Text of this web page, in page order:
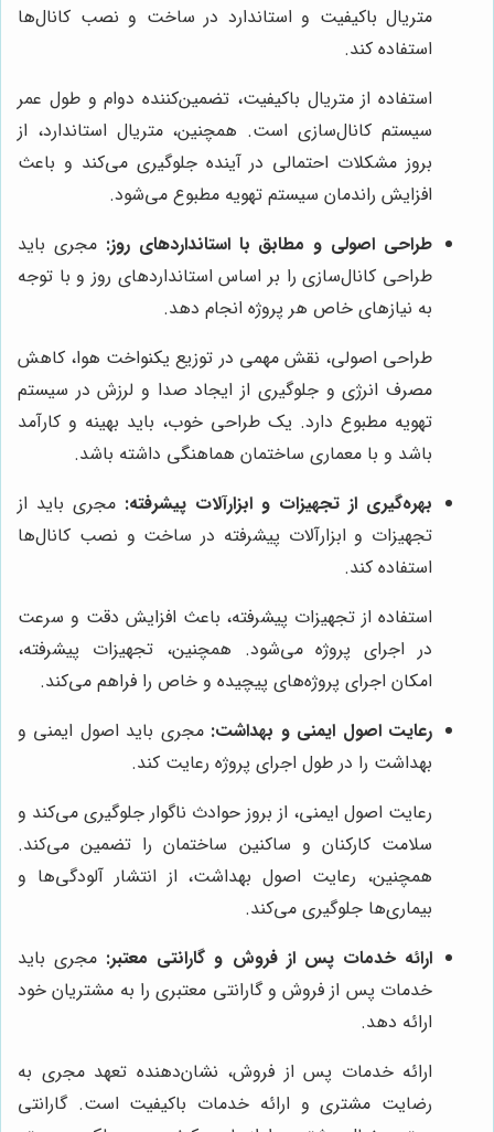
متریال باکیفیت و استاندارد در ساخت و نصب کانال‌ها
استفاده کند.
استفاده از متریال باکیفیت، تضمین‌کننده دوام و طول عمر
سیستم کانال‌سازی است. همچنین، متریال استاندارد، از
بروز مشکلات احتمالی در آینده جلوگیری می‌کند و باعث
افزایش راندمان سیستم تهویه مطبوع می‌شود.
طراحی اصولی و مطابق با استانداردهای روز: مجری باید
طراحی کانال‌سازی را بر اساس استانداردهای روز و با توجه
به نیازهای خاص هر پروژه انجام دهد.
طراحی اصولی، نقش مهمی در توزیع یکنواخت هوا، کاهش
مصرف انرژی و جلوگیری از ایجاد صدا و لرزش در سیستم
تهویه مطبوع دارد. یک طراحی خوب، باید بهینه و کارآمد
باشد و با معماری ساختمان هماهنگی داشته باشد.
بهره‌گیری از تجهیزات و ابزارآلات پیشرفته: مجری باید از
تجهیزات و ابزارآلات پیشرفته در ساخت و نصب کانال‌ها
استفاده کند.
استفاده از تجهیزات پیشرفته، باعث افزایش دقت و سرعت
در اجرای پروژه می‌شود. همچنین، تجهیزات پیشرفته،
امکان اجرای پروژه‌های پیچیده و خاص را فراهم می‌کند.
رعایت اصول ایمنی و بهداشت: مجری باید اصول ایمنی و
بهداشت را در طول اجرای پروژه رعایت کند.
رعایت اصول ایمنی، از بروز حوادث ناگوار جلوگیری می‌کند و
سلامت کارکنان و ساکنین ساختمان را تضمین می‌کند.
همچنین، رعایت اصول بهداشت، از انتشار آلودگی‌ها و
بیماری‌ها جلوگیری می‌کند.
ارائه خدمات پس از فروش و گارانتی معتبر: مجری باید
خدمات پس از فروش و گارانتی معتبری را به مشتریان خود
ارائه دهد.
ارائه خدمات پس از فروش، نشان‌دهنده تعهد مجری به
رضایت مشتری و ارائه خدمات باکیفیت است. گارانتی